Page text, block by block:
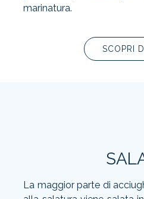
marinatura.
SCOPRI
La maggior parte di